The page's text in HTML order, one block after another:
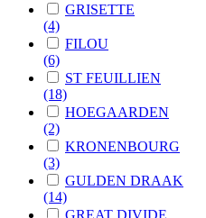
GRISETTE
(4)
FILOU
(6)
ST FEUILLIEN
(18)
HOEGAARDEN
(2)
KRONENBOURG
(3)
GULDEN DRAAK
(14)
GREAT DIVIDE